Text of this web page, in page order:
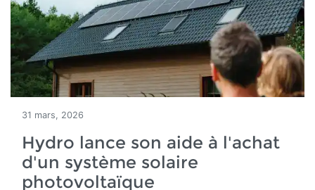
31 mars, 2026
Hydro lance son aide à l'achat
d'un système solaire
photovoltaïque